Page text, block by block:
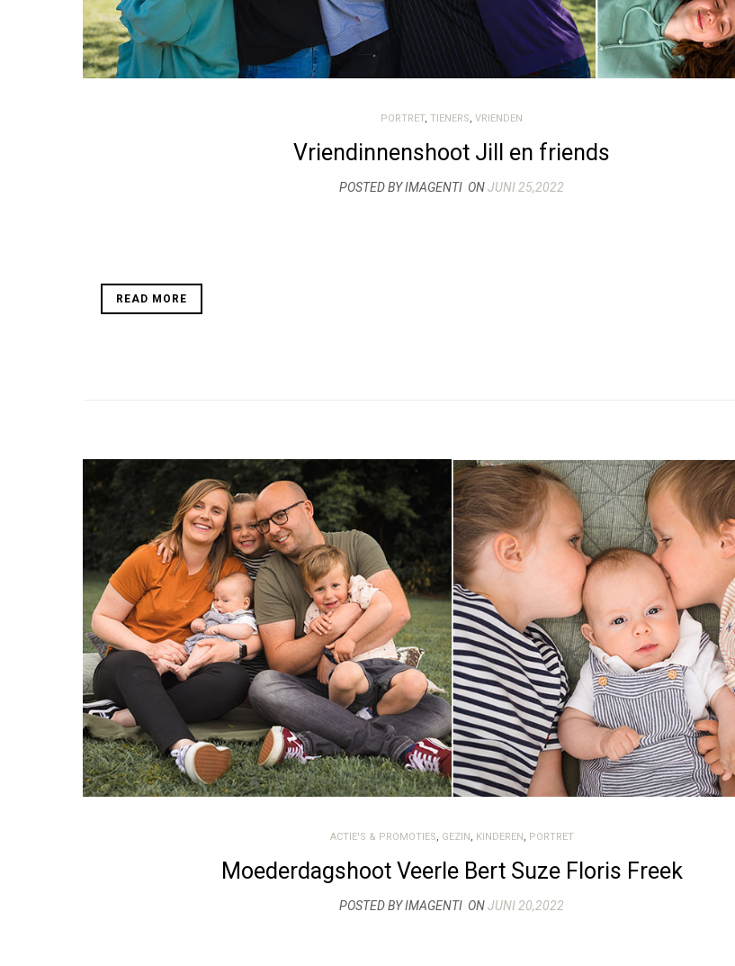
PORTRET, TIENERS, VRIENDEN
Vriendinnenshoot Jill en friends
POSTED BY IMAGENTI ONJUNI 25,2022
READ MORE
ACTIE'S & PROMOTIES, GEZIN , KINDEREN , PORTRET
Moederdagshoot Veerle Bert Suze Floris Freek
POSTED BY IMAGENTI ONJUNI 20,2022